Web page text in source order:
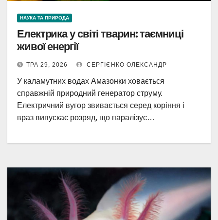
НАУКА ТА ПРИРОДА
Електрика у світі тварин: таємниці
живої енергії
ТРА 29, 2026 СЕРГІЄНКО ОЛЕКСАНДР
У каламутних водах Амазонки ховається
справжній природний генератор струму.
Електричний вугор звивається серед коріння і
враз випускає розряд, що паралізує…